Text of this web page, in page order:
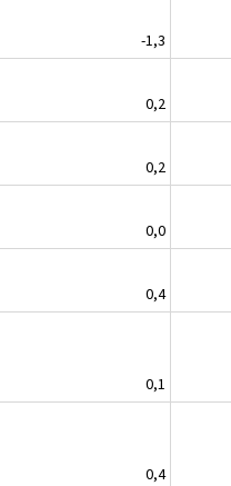
-1,3
0,2
0,2
0,0
0,4
0,1
0,4